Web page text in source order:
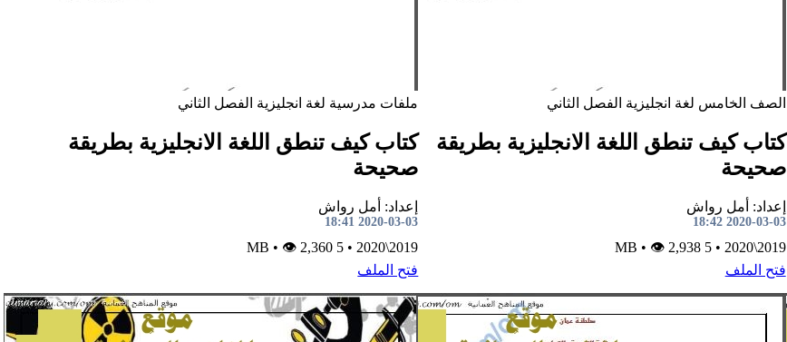
الصف الخامس لغة انجليزية الفصل الثاني
كتاب كيف تنطق اللغة الانجليزية بطريقة
صحيحة
إعداد: أمل رواش
2020-03-03 18:42
2019\2020
•
5 MB
• 👁 2,938
فتح الملف
ملفات مدرسية لغة انجليزية الفصل الثاني
كتاب كيف تنطق اللغة الانجليزية بطريقة
صحيحة
إعداد: أمل رواش
2020-03-03 18:41
2019\2020
•
• 👁 2,360
فتح الملف